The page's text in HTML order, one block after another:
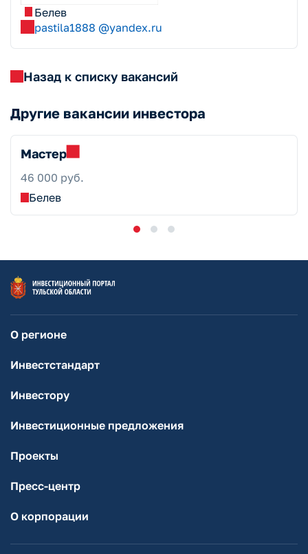
Белев
pastila1888 @yandex.ru
Назад к списку вакансий
Другие вакансии инвестора
Мастер
46 000 руб.
Белев
О регионе
Инвестстандарт
Инвестору
Инвестиционные предложения
Проекты
Пресс-центр
О корпорации